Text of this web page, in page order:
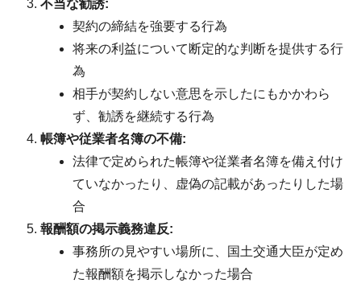
不当な勧誘:
契約の締結を強要する行為
将来の利益について断定的な判断を提供する行
為
相手が契約しない意思を示したにもかかわら
ず、勧誘を継続する行為
帳簿や従業者名簿の不備:
法律で定められた帳簿や従業者名簿を備え付け
ていなかったり、虚偽の記載があったりした場
合
報酬額の掲示義務違反:
事務所の見やすい場所に、国土交通大臣が定め
た報酬額を掲示しなかった場合